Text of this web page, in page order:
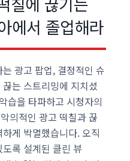
에서 졸업해라
광고 팝업, 결정적인 슈
는 스트리밍에 지치셨
습을 타파하고 시청자의
의적인 광고 떡칠과 끊
게 박멸했습니다. 오직
록 설계된 클린 뷰